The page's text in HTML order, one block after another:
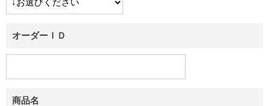
オーダーＩＤ
商品名